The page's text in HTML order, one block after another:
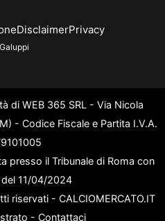
DisclaimerPrivacy
di WEB 365 SRL - Via Nicola
- Codice Fiscale e Partita I.V.A.
presso il Tribunale di Roma con
11/04/2024
- CALCIOMERCATO.IT
- Contattaci